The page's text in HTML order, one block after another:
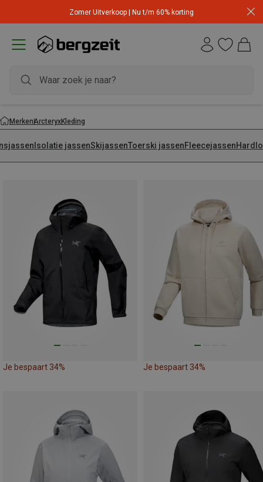
Zomer Uitverkoop | Nu t/m 60% korting
MerkenArcteryxKleding
Isolatie jassenSkijassenToerski jassenFleecejassen
Je bespaart 34% Je bespaart 34%